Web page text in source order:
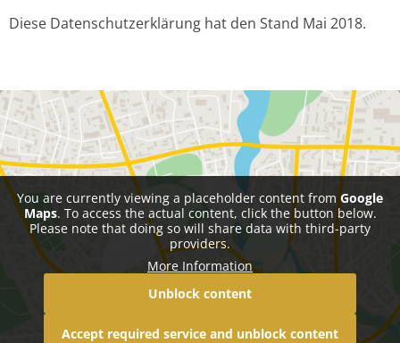
Diese Datenschutzerklärung hat den Stand Mai 2018.
You are currently viewing a placeholder content fromGoogle
Maps. To access the actual content, click the button below.
Please note that doing so will share data with third-party
providers.
More Information
Unblock content
Accept required service and unblock content